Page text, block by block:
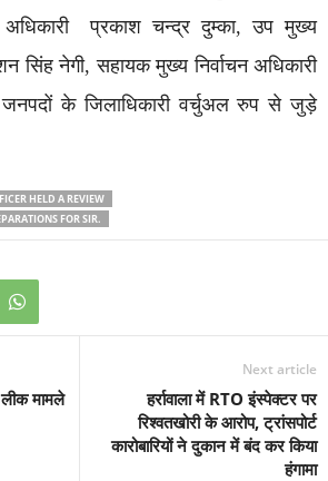
अधिकारी प्रकाश चन्द्र दुम्का, उप मुख्य
सिंह नेगी, सहायक मुख्य निर्वाचन अधिकारी
के जिलाधिकारी वर्चुअल रुप से जुड़े
HELD A REVIEW
FOR SIR.
लीक मामले
Next article
हर्रावाला में RTO इंस्पेक्टर पर
रिश्वतखोरी के आरोप, ट्रांसपोर्ट
कारोबारियों ने दुकान में बंद कर किया
हंगामा